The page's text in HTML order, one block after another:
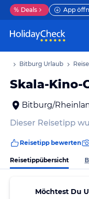
% Deals App
Bitburg Urlaub
Skala-Kino-
Bitburg/
Dieser Reisetipp
Reisetipp bewerten
Reisetippübersicht
Möchtest Du